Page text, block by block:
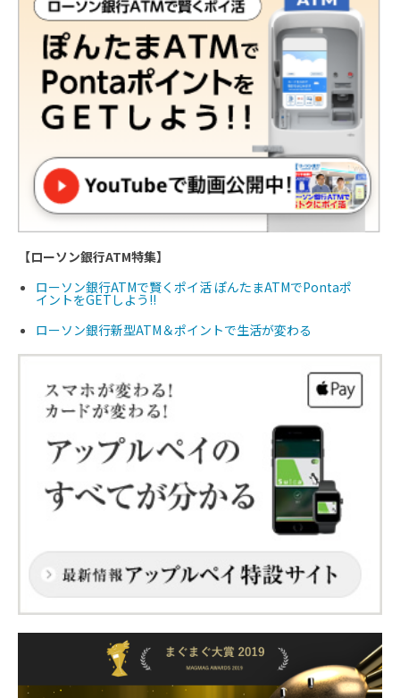
【ローソン銀行ATM特集】
ローソン銀行ATMで賢くポイ活 ぽんたまATMでPontaポ
イントをGETしよう!!
ローソン銀行新型ATM＆ポイントで生活が変わる